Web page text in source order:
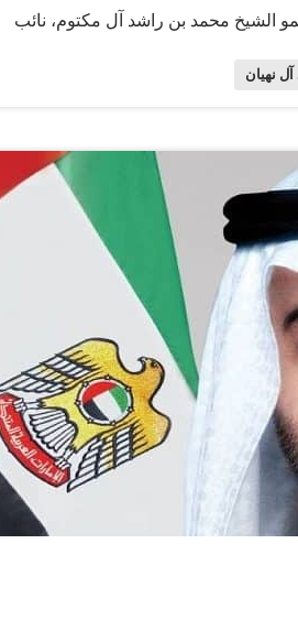
الشيخ محمد بن راشد آل مكتوم، نائب
تنموية طموحة، مؤكداً سموه أن التقدم
من شأنها دعم جهود التنمية الشاملة
إلى توسيع الشراكات بما يدعم
نهيان